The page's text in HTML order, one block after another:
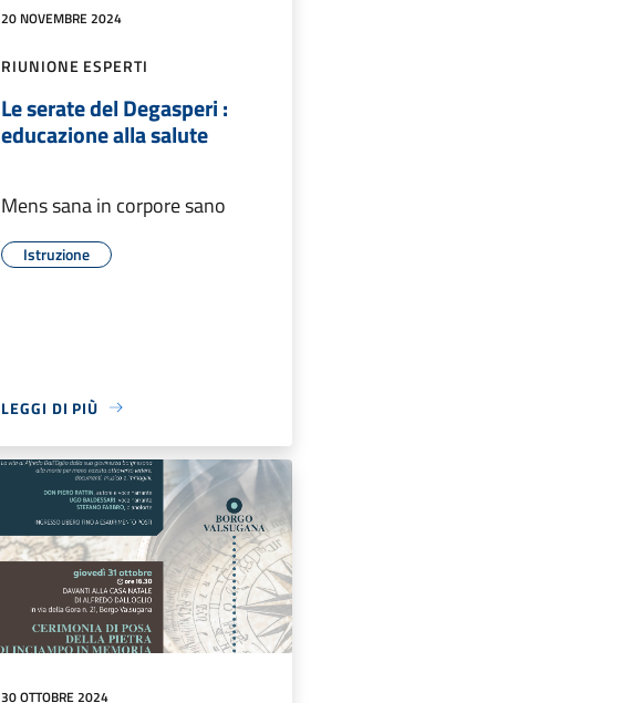
20 NOVEMBRE 2024
RIUNIONE ESPERTI
Le serate del Degasperi :
educazione alla salute
Mens sana in corpore sano
Istruzione
LEGGI DI PIÙ
30 OTTOBRE 2024